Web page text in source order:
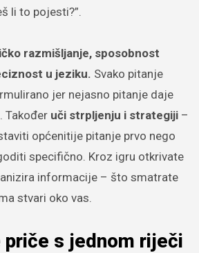
li to pojesti?”.
razmišljanje, sposobnost
u jeziku. Svako pitanje
jer nejasno pitanje daje
Također uči strpljenju i strategiji–
općenitije pitanje prvo nego
specifično. Kroz igru otkrivate
informacije – što smatrate
stvari oko vas.
priče s jednom riječi